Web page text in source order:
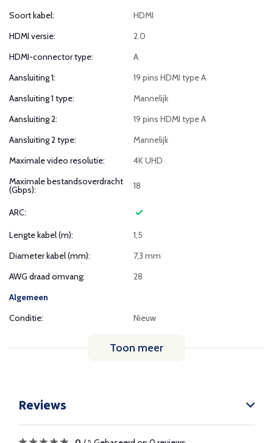
Soort kabel:
HDMI
HDMI versie:
2.0
HDMI-connector type:
A
Aansluiting 1:
19 pins HDMI type A
Aansluiting 1 type:
Mannelijk
Aansluiting 2:
19 pins HDMI type A
Aansluiting 2 type:
Mannelijk
Maximale video resolutie:
4K UHD
Maximale bestandsoverdracht
(Gbps): 18
ARC:
Lengte kabel (m):
1,5
Diameter kabel (mm):
7,3 mm
AWG draad omvang:
28
Algemeen
Conditie:
Nieuw
Toon meer
Reviews